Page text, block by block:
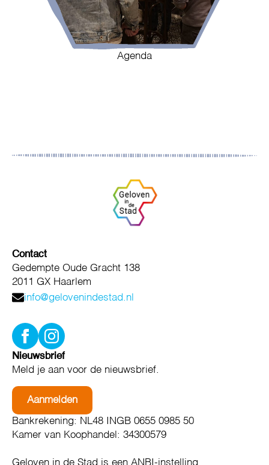
Agenda
Contact
Gedempte Oude Gracht 138
2011 GX Haarlem
info@gelovenindestad.nl
Nieuwsbrief
Meld je aan voor de nieuwsbrief.
Aanmelden
Bankrekening: NL48 INGB 0655 0985 50
Kamer van Koophandel: 34300579
Geloven in de Stad is een ANBI-instelling.